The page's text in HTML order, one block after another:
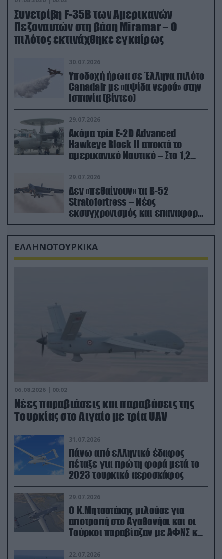
Συνετρίβη F-35B των Αμερικανών
Πεζοναυτών στη βάση Miramar – Ο
πιλότος εκτινάχθηκε εγκαίρως
30.07.2026
Υποδοχή ήρωα σε Έλληνα πιλότο
Canadair με «αψίδα νερού» στην
Ισπανία (βίντεο)
29.07.2026
Ακόμα τρία E-2D Advanced
Hawkeye Block II αποκτά το
αμερικανικό Ναυτικό – Στο 1,2
δισ.δολάρια το κόστος
29.07.2026
Δεν «πεθαίνουν» τα Β-52
Stratofortress – Νέος
εκσυγχρονισμός και επαναφορά
από τα «νεκροταφεία»
ΕΛΛΗΝΟΤΟΥΡΚΙΚΑ
06.08.2026 | 00:02
Νέες παραβιάσεις και παραβάσεις της
Τουρκίας στο Αιγαίο με τρία UAV
31.07.2026
Πάνω από ελληνικό έδαφος
πέταξε για πρώτη φορά μετά το
2023 τουρκικό αεροσκάφος
29.07.2026
Ο Κ.Μητσοτάκης μιλούσε για
αποτροπή στο Αγαθονήσι και οι
Τούρκοι παραβίαζαν με ΑΦΝΣ και
drone
22.07.2026